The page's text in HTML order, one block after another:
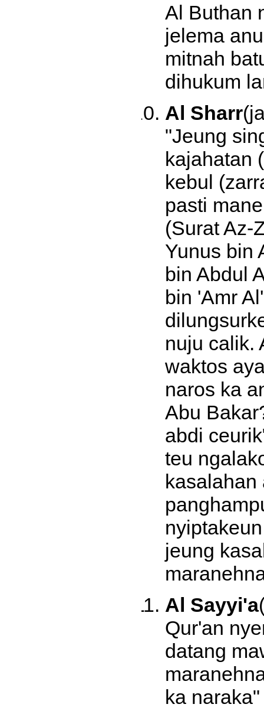
Al Buthan
jelema
mitnah
dihukum
Al Sharr
"Jeung
kajahatan
kebul
pasti
(Surat Az-
Yunus bin
bin Abdul
bin 'Amr
nuju calik.
waktos
naros ka
Abu
abdi
teu
kasalahan
jeung
Al Sayyi'a
Qur'an
datang
ka